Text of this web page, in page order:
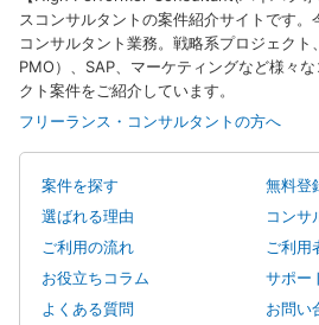
スコンサルタントの案件紹介サイトです
コンサルタント業務。戦略系プロジェクト
PMO）、SAP、マーケティングなど様々
クト案件をご紹介しています。
フリーランス・コンサルタントの方へ
案件を探す
無料登
選ばれる理由
コンサ
ご利用の流れ
ご利用
お役立ちコラム
サポー
よくある質問
お問い